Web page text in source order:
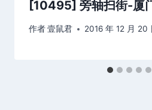
[10495] 旁轴扫街-厦
作者壹鼠君 2016 年 12 月 20